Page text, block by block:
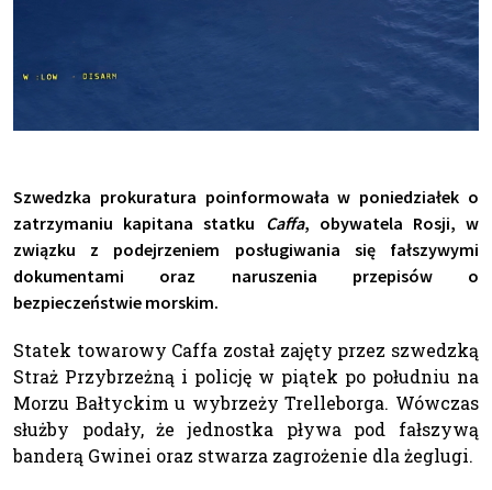
Szwedzka prokuratura poinformowała w poniedziałek o
zatrzymaniu kapitana statku Caffa, obywatela Rosji, w
związku z podejrzeniem posługiwania się fałszywymi
dokumentami oraz naruszenia przepisów o
bezpieczeństwie morskim.
Statek towarowy Caffa został zajęty przez szwedzką
Straż Przybrzeżną i policję w piątek po południu na
Morzu Bałtyckim u wybrzeży Trelleborga. Wówczas
służby podały, że jednostka pływa pod fałszywą
banderą Gwinei oraz stwarza zagrożenie dla żeglugi.